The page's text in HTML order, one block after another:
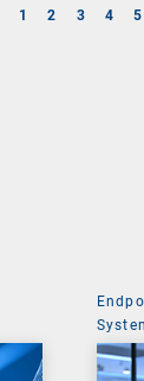
1 2 3 4 5